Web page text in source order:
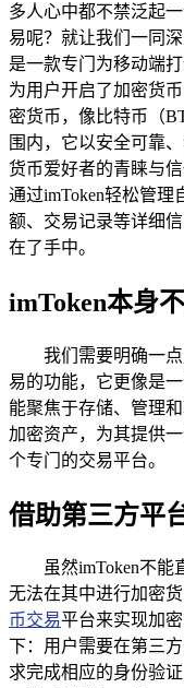
多人心中都不禁泛起
易呢？就让我们一同
是一款专门为移动端
为用户开启了加密货
密货币，像比特币（
围内，它以安全可靠
货币爱好者的青睐与
通过imToken轻松管
额、交易记录等详细
在了手中。
imToken本身
我们需要明确一
易的功能，它更像是
能聚焦于存储、管理
加密资产，为其提供
个专门的交易平台。
借助第三方平
虽然imToken不
无法在其中进行加密
币交易平台来实现加
下：用户需要在第三
求完成相应的身份验